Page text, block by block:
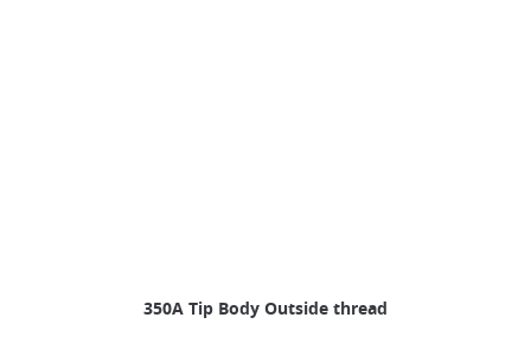
350A Tip Body Outside thread